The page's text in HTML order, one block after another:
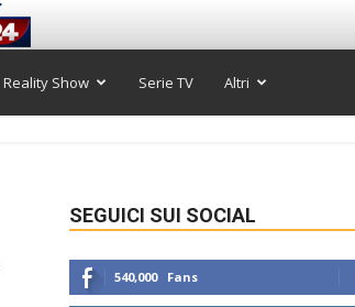
Reality Show Serie TV Altri
SEGUICI SUI SOCIAL
540,000 Fans